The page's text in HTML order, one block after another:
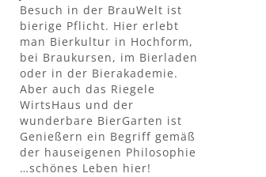
Besuch in der BrauWelt ist
bierige Pflicht. Hier erlebt
man Bierkultur in Hochform,
bei Braukursen, im Bierladen
oder in der Bierakademie.
Aber auch das Riegele
WirtsHaus und der
wunderbare BierGarten ist
Genießern ein Begriff gemäß
der hauseigenen Philosophie
…schönes Leben hier!